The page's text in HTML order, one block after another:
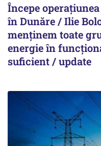
Începe
în Dunăre / Ilie
menținem toate
energie în
suficient / update